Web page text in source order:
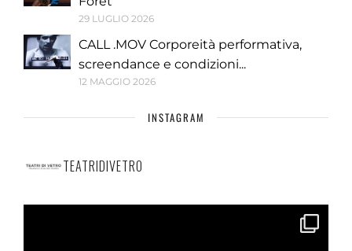
29 LUGLIO 2026
CALL .MOV Corporeità performativa,
screendance e condizioni...
12 MAGGIO 2026
INSTAGRAM
TEATRIDIVETRO